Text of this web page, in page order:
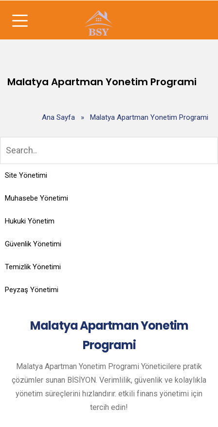
Malatya Apartman Yonetim Programi
Ana Sayfa » Malatya Apartman Yonetim Programi
Site Yönetimi
Muhasebe Yönetimi
Hukuki Yönetim
Güvenlik Yönetimi
Temizlik Yönetimi
Peyzaş Yönetimi
MalatyaApartman Yonetim
Programi
Malatya Apartman Yonetim Programi Yöneticilere pratik
çözümler sunan BİSİYON. Verimlilik, güvenlik ve kolaylıkla
yönetim süreçlerini hızlandırır. etkili finans yönetimi için
tercih edin!